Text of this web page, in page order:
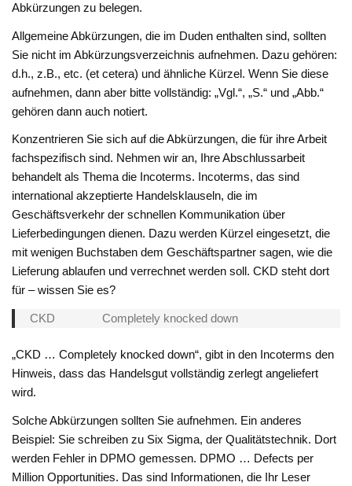
Abkürzungen zu belegen.
Allgemeine Abkürzungen, die im Duden enthalten sind, sollten
Sie nicht im Abkürzungsverzeichnis aufnehmen. Dazu gehören:
d.h., z.B., etc. (et cetera) und ähnliche Kürzel. Wenn Sie diese
aufnehmen, dann aber bitte vollständig: „Vgl.“, „S.“ und „Abb.“
gehören dann auch notiert.
Konzentrieren Sie sich auf die Abkürzungen, die für ihre Arbeit
fachspezifisch sind. Nehmen wir an, Ihre Abschlussarbeit
behandelt als Thema die Incoterms. Incoterms, das sind
international akzeptierte Handelsklauseln, die im
Geschäftsverkehr der schnellen Kommunikation über
Lieferbedingungen dienen. Dazu werden Kürzel eingesetzt, die
mit wenigen Buchstaben dem Geschäftspartner sagen, wie die
Lieferung ablaufen und verrechnet werden soll. CKD steht dort
für – wissen Sie es?
CKD Completely knocked down
„CKD … Completely knocked down“, gibt in den Incoterms den
Hinweis, dass das Handelsgut vollständig zerlegt angeliefert
wird.
Solche Abkürzungen sollten Sie aufnehmen. Ein anderes
Beispiel: Sie schreiben zu Six Sigma, der Qualitätstechnik. Dort
werden Fehler in DPMO gemessen. DPMO … Defects per
Million Opportunities. Das sind Informationen, die Ihr Leser